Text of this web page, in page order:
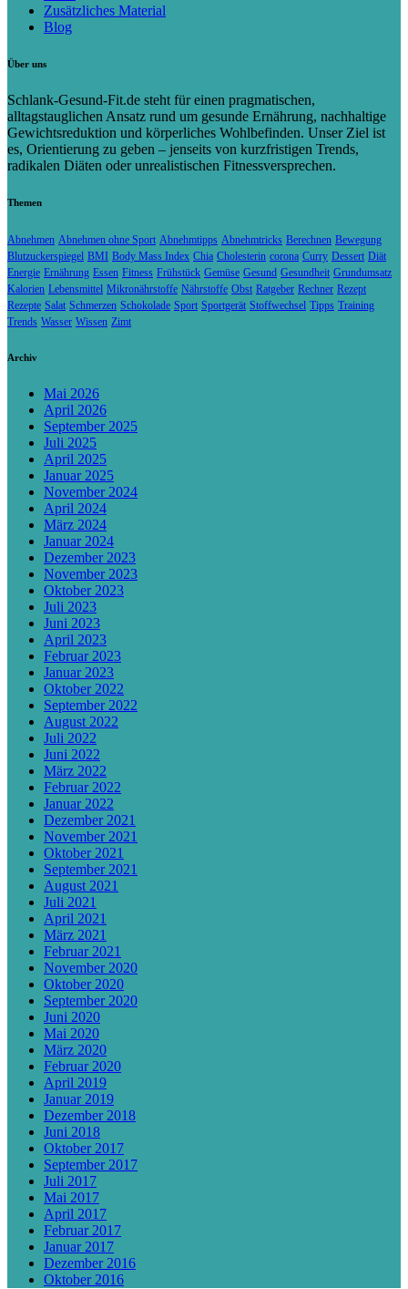
Zusätzliches Material
Blog
Über uns
Schlank-Gesund-Fit.de steht für einen pragmatischen,
alltagstauglichen Ansatz rund um gesunde Ernährung, nachhaltige
Gewichtsreduktion und körperliches Wohlbefinden. Unser Ziel ist
es, Orientierung zu geben – jenseits von kurzfristigen Trends,
radikalen Diäten oder unrealistischen Fitnessversprechen.
Themen
Abnehmen Abnehmen ohne Sport Abnehmtipps Abnehmtricks Berechnen Bewegung
Blutzuckerspiegel BMI Body Mass Index Chia Cholesterin corona Curry Dessert Diät
Energie Ernährung Essen Fitness Frühstück Gemüse Gesund Gesundheit Grundumsatz
Kalorien Lebensmittel Mikronährstoffe Nährstoffe Obst Ratgeber Rechner Rezept
Rezepte Salat Schmerzen Schokolade Sport Sportgerät Stoffwechsel Tipps Training
Trends Wasser Wissen Zimt
Archiv
Mai 2026
April 2026
September 2025
Juli 2025
April 2025
Januar 2025
November 2024
April 2024
März 2024
Januar 2024
Dezember 2023
November 2023
Oktober 2023
Juli 2023
Juni 2023
April 2023
Februar 2023
Januar 2023
Oktober 2022
September 2022
August 2022
Juli 2022
Juni 2022
März 2022
Februar 2022
Januar 2022
Dezember 2021
November 2021
Oktober 2021
September 2021
August 2021
Juli 2021
April 2021
März 2021
Februar 2021
November 2020
Oktober 2020
September 2020
Juni 2020
Mai 2020
März 2020
Februar 2020
April 2019
Januar 2019
Dezember 2018
Juni 2018
Oktober 2017
September 2017
Juli 2017
Mai 2017
April 2017
Februar 2017
Januar 2017
Dezember 2016
Oktober 2016